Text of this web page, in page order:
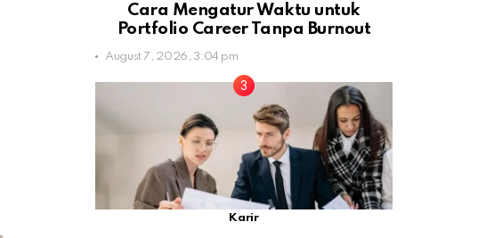
Cara Mengatur Waktu untuk
Portfolio Career Tanpa Burnout
August 7, 2026, 3:04 pm
Karir